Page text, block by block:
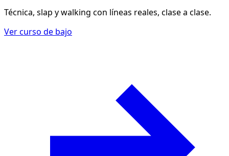
Técnica, slap y walking con líneas reales, clase a clase.
Ver curso de bajo